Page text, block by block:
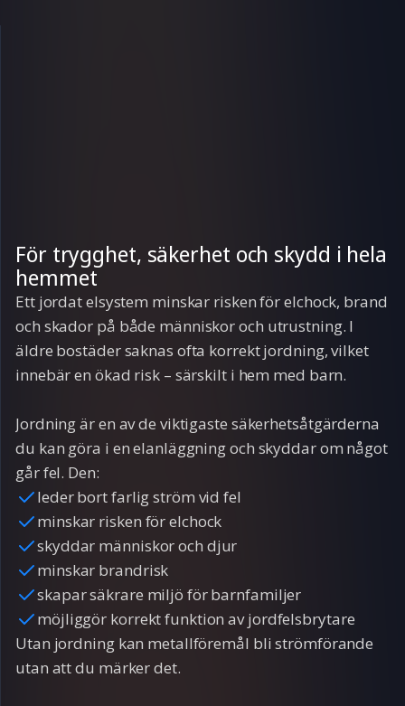
För trygghet, säkerhet och skydd i hela
hemmet
Ett jordat elsystem minskar risken för elchock, brand
och skador på både människor och utrustning. I
äldre bostäder saknas ofta korrekt jordning, vilket
innebär en ökad risk – särskilt i hem med barn.
Jordning är en av de viktigaste säkerhetsåtgärderna
du kan göra i en elanläggning och skyddar om något
går fel. Den:
leder bort farlig ström vid fel
minskar risken för elchock
skyddar människor och djur
minskar brandrisk
skapar säkrare miljö för barnfamiljer
möjliggör korrekt funktion av jordfelsbrytare
Utan jordning kan metallföremål bli strömförande
utan att du märker det.